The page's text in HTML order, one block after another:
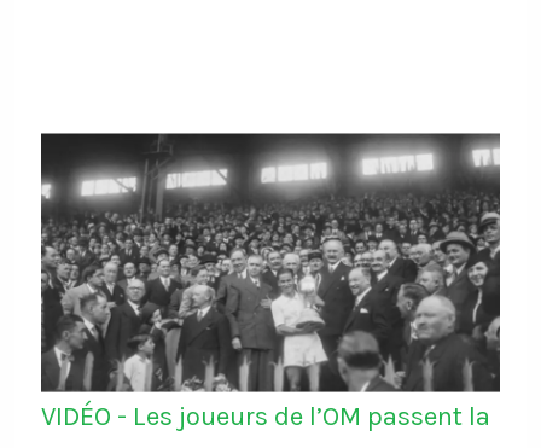
VIDÉO - Les joueurs de l’OM passent la